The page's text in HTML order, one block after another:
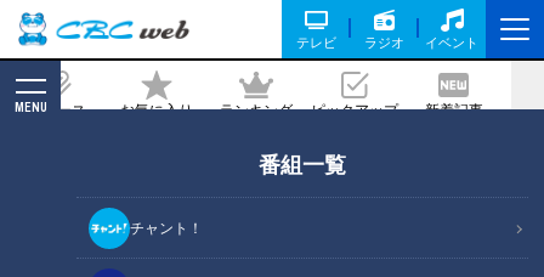
テレビ ラジオ イベント
ニュース お気に入り ランキング ピックアップ 新着記事
MENU
番組一覧
チャント！
誕生！？鶴瓶「長ぜりふ、自分がバトン
持って走り出すもん」